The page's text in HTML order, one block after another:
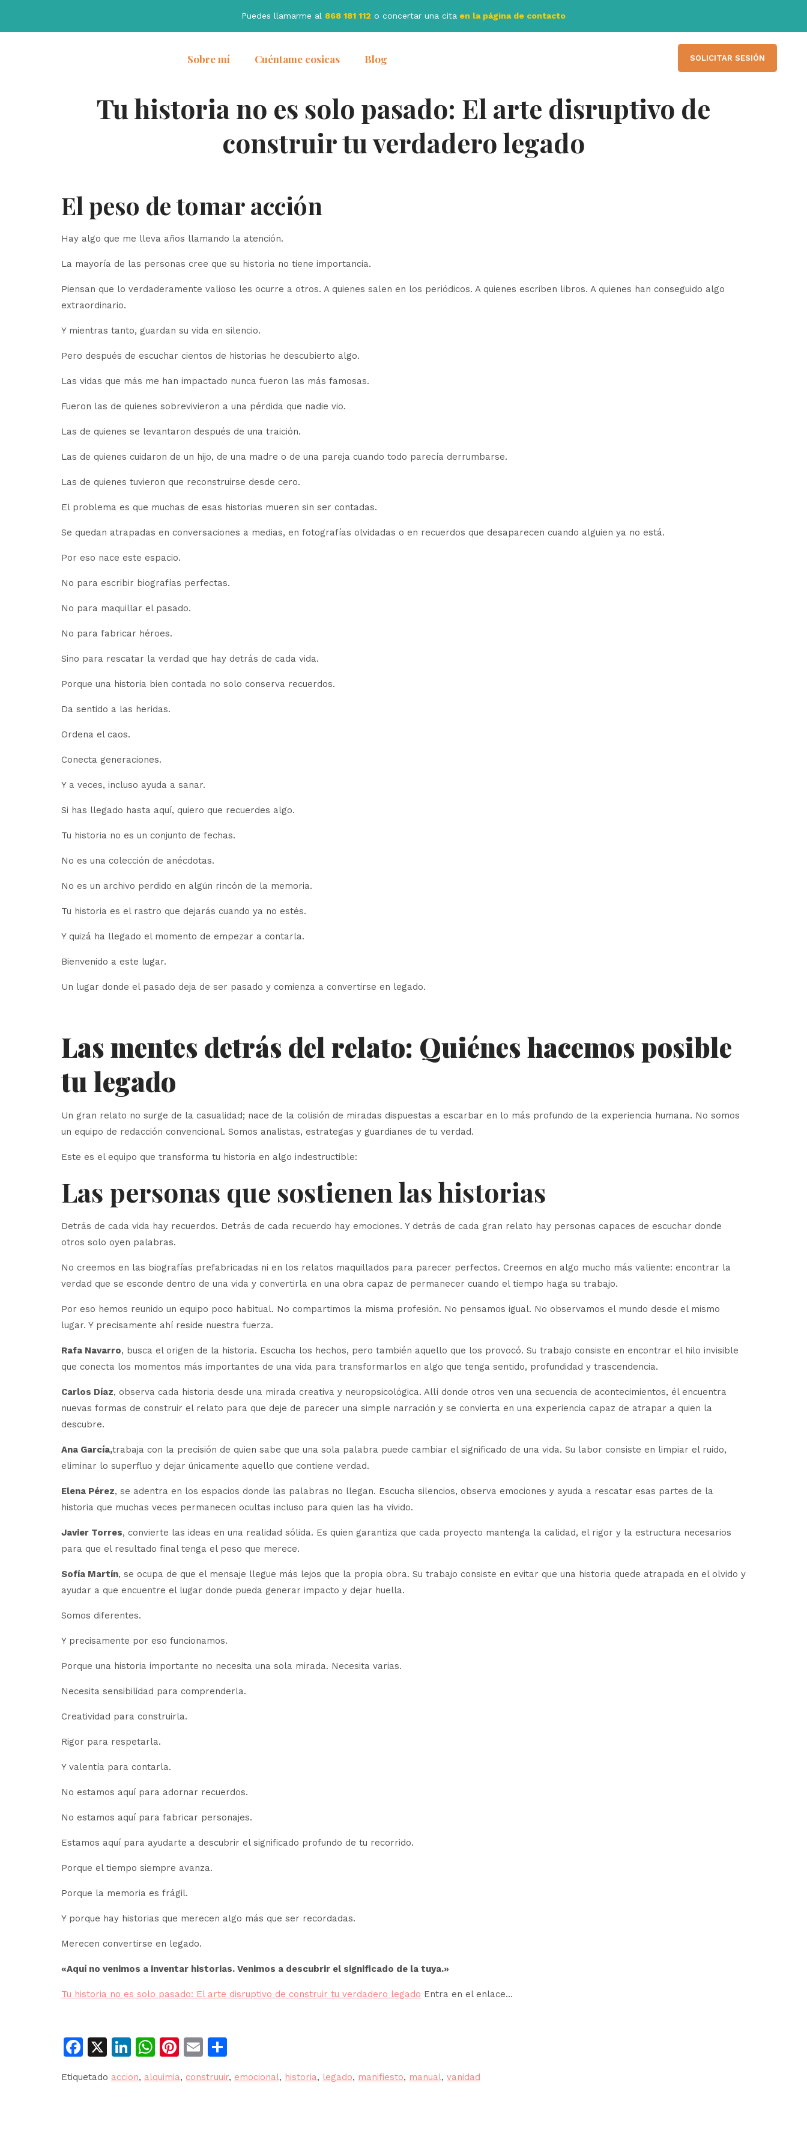
Puedes llamarme al 868 181 112 o concertar una cita en la página de contacto
Sobre mí Cuéntame cosicas Blog SOLICITAR SESIÓN
Tu historia no es solo pasado: El arte disruptivo de
construir tu verdadero legado
El peso de tomar acción
Hay algo que me lleva años llamando la atención.
La mayoría de las personas cree que su historia no tiene importancia.
Piensan que lo verdaderamente valioso les ocurre a otros. A quienes salen en los periódicos. A quienes escriben libros. A quienes han conseguido algo
extraordinario.
Y mientras tanto, guardan su vida en silencio.
Pero después de escuchar cientos de historias he descubierto algo.
Las vidas que más me han impactado nunca fueron las más famosas.
Fueron las de quienes sobrevivieron a una pérdida que nadie vio.
Las de quienes se levantaron después de una traición.
Las de quienes cuidaron de un hijo, de una madre o de una pareja cuando todo parecía derrumbarse.
Las de quienes tuvieron que reconstruirse desde cero.
El problema es que muchas de esas historias mueren sin ser contadas.
Se quedan atrapadas en conversaciones a medias, en fotografías olvidadas o en recuerdos que desaparecen cuando alguien ya no está.
Por eso nace este espacio.
No para escribir biografías perfectas.
No para maquillar el pasado.
No para fabricar héroes.
Sino para rescatar la verdad que hay detrás de cada vida.
Porque una historia bien contada no solo conserva recuerdos.
Da sentido a las heridas.
Ordena el caos.
Conecta generaciones.
Y a veces, incluso ayuda a sanar.
Si has llegado hasta aquí, quiero que recuerdes algo.
Tu historia no es un conjunto de fechas.
No es una colección de anécdotas.
No es un archivo perdido en algún rincón de la memoria.
Tu historia es el rastro que dejarás cuando ya no estés.
Y quizá ha llegado el momento de empezar a contarla.
Bienvenido a este lugar.
Un lugar donde el pasado deja de ser pasado y comienza a convertirse en legado.
Las mentes detrás del relato: Quiénes hacemos posible
tu legado
Un gran relato no surge de la casualidad; nace de la colisión de miradas dispuestas a escarbar en lo más profundo de la experiencia humana. No somos
un equipo de redacción convencional. Somos analistas, estrategas y guardianes de tu verdad.
Este es el equipo que transforma tu historia en algo indestructible:
Las personas que sostienen las historias
Detrás de cada vida hay recuerdos. Detrás de cada recuerdo hay emociones. Y detrás de cada gran relato hay personas capaces de escuchar donde
otros solo oyen palabras.
No creemos en las biografías prefabricadas ni en los relatos maquillados para parecer perfectos. Creemos en algo mucho más valiente: encontrar la
verdad que se esconde dentro de una vida y convertirla en una obra capaz de permanecer cuando el tiempo haga su trabajo.
Por eso hemos reunido un equipo poco habitual. No compartimos la misma profesión. No pensamos igual. No observamos el mundo desde el mismo
lugar. Y precisamente ahí reside nuestra fuerza.
Rafa Navarro, busca el origen de la historia. Escucha los hechos, pero también aquello que los provocó. Su trabajo consiste en encontrar el hilo invisible
que conecta los momentos más importantes de una vida para transformarlos en algo que tenga sentido, profundidad y trascendencia.
Carlos Díaz, observa cada historia desde una mirada creativa y neuropsicológica. Allí donde otros ven una secuencia de acontecimientos, él encuentra
nuevas formas de construir el relato para que deje de parecer una simple narración y se convierta en una experiencia capaz de atrapar a quien la
descubre.
Ana García,trabaja con la precisión de quien sabe que una sola palabra puede cambiar el significado de una vida. Su labor consiste en limpiar el ruido,
eliminar lo superfluo y dejar únicamente aquello que contiene verdad.
Elena Pérez, se adentra en los espacios donde las palabras no llegan. Escucha silencios, observa emociones y ayuda a rescatar esas partes de la
historia que muchas veces permanecen ocultas incluso para quien las ha vivido.
Javier Torres, convierte las ideas en una realidad sólida. Es quien garantiza que cada proyecto mantenga la calidad, el rigor y la estructura necesarios
para que el resultado final tenga el peso que merece.
Sofía Martín, se ocupa de que el mensaje llegue más lejos que la propia obra. Su trabajo consiste en evitar que una historia quede atrapada en el olvido y
ayudar a que encuentre el lugar donde pueda generar impacto y dejar huella.
Somos diferentes.
Y precisamente por eso funcionamos.
Porque una historia importante no necesita una sola mirada. Necesita varias.
Necesita sensibilidad para comprenderla.
Creatividad para construirla.
Rigor para respetarla.
Y valentía para contarla.
No estamos aquí para adornar recuerdos.
No estamos aquí para fabricar personajes.
Estamos aquí para ayudarte a descubrir el significado profundo de tu recorrido.
Porque el tiempo siempre avanza.
Porque la memoria es frágil.
Y porque hay historias que merecen algo más que ser recordadas.
Merecen convertirse en legado.
«Aquí no venimos a inventar historias. Venimos a descubrir el significado de la tuya.»
Tu historia no es solo pasado: El arte disruptivo de construir tu verdadero legado Entra en el enlace…
Facebook
X LinkedIn
WhatsApp
Pinterest
Email
Etiquetado accion, alquimia, construuir, emocional, historia, legado, manifiesto, manual, vanidad